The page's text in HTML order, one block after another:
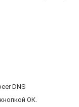
DNS
ОК.